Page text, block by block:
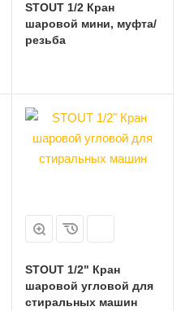
STOUT 1/2 Кран
шаровой мини, муфта/
резьба
STOUT 1/2" Кран
шаровой угловой для
стиральных машин